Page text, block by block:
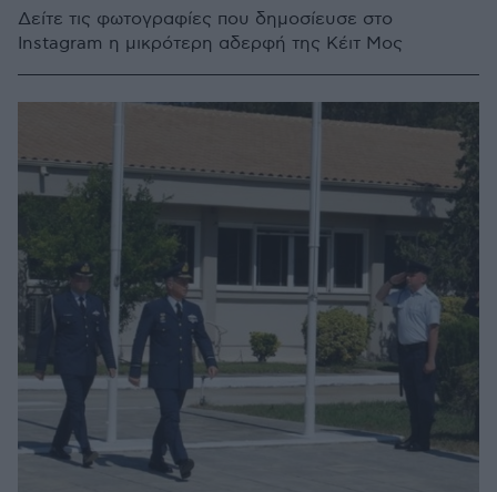
Δείτε τις φωτογραφίες που δημοσίευσε στο
Instagram η μικρότερη αδερφή της Κέιτ Μος